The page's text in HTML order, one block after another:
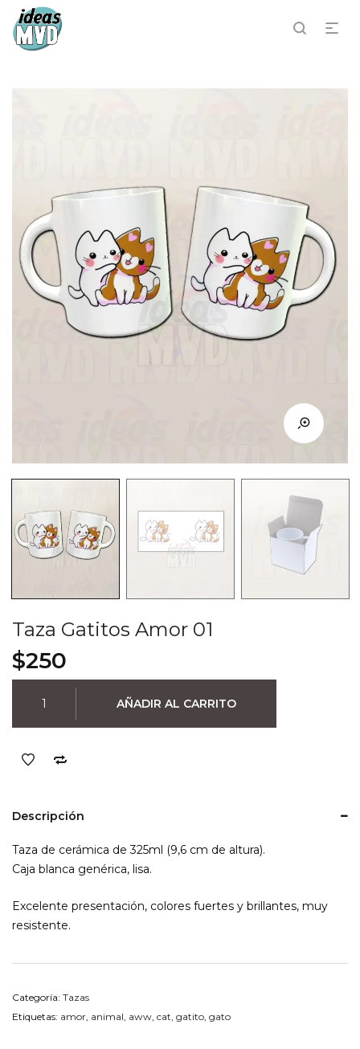
Taza Gatitos Amor 01
$250
Gatitos
Amor
cantidad
AÑADIR AL CARRITO
Descripción
Taza de cerámica de 325ml (9,6 cm de altura).
Caja blanca genérica, lisa.
Excelente presentación, colores fuertes y brillantes, muy
resistente.
Categoría: Tazas
Etiquetas: amor, animal, aww, cat, gatito, gato